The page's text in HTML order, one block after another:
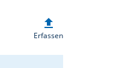
upload
Erfassen